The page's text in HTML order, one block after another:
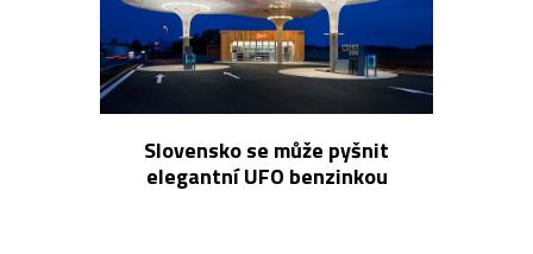
Slovensko se může pyšnit
elegantní UFO benzinkou